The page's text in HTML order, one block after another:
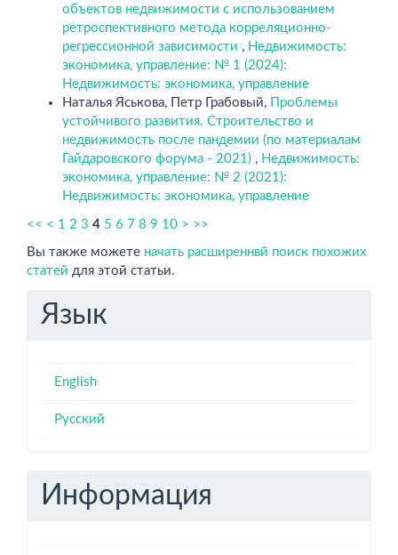
объектов недвижимости с использованием
ретроспективного метода корреляционно-
регрессионной зависимости , Недвижимость:
экономика, управление: № 1 (2024):
Недвижимость: экономика, управление
Наталья Яськова, Петр Грабовый,
Проблемы
устойчивого развития. Строительство и
недвижимость после пандемии (по материалам
Гайдаровского форума - 2021) , Недвижимость:
экономика, управление: № 2 (2021):
Недвижимость: экономика, управление
<< < 1 2 3 4 5 6 7 8 9 10 > >>
Вы также можете начать расширеннвй поиск похожих
статей для этой статьи.
Язык
English
Русский
Информация